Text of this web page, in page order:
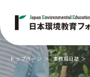
トップページ 事務局日誌